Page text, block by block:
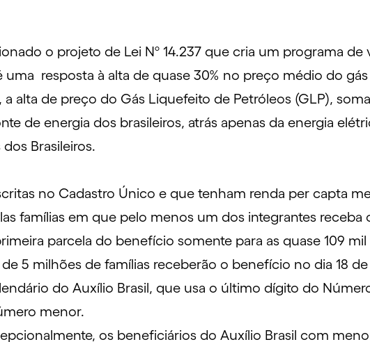
o projeto de Lei Nº 14.237 que cria um programa de
uma resposta à alta de quase 30% no preço médio do
alta de preço do Gás Liquefeito de Petróleos (GLP),
de energia dos brasileiros, atrás apenas da energia
Brasileiros.
no Cadastro Único e que tenham renda per capta
famílias em que pelo menos um dos integrantes receba
parcela do benefício somente para as quase 109
5 milhões de famílias receberão o benefício no dia 18
do Auxílio Brasil, que usa o último dígito do
menor.
os beneficiários do Auxílio Brasil com